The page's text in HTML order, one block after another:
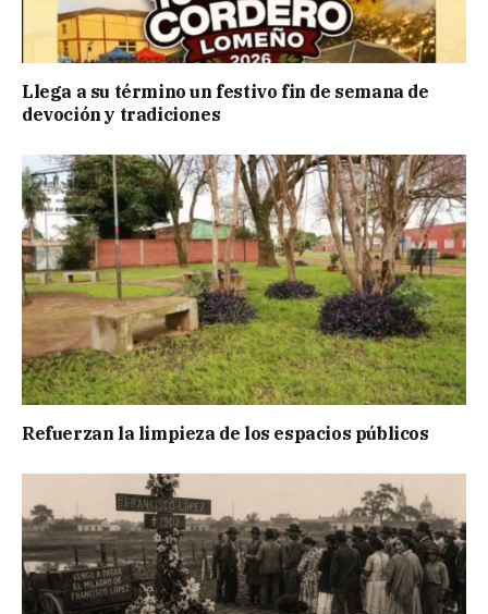
Llega a su término un festivo fin de semana de
devoción y tradiciones
Refuerzan la limpieza de los espacios públicos